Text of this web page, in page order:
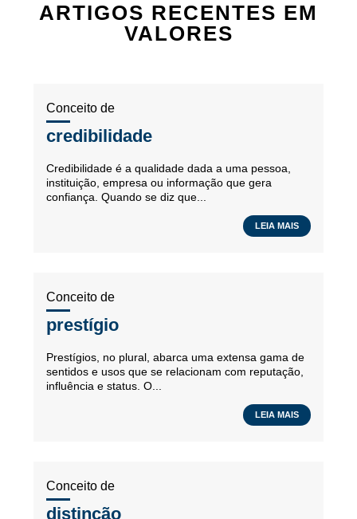
ARTIGOS RECENTES EM
VALORES
Conceito de
credibilidade
Credibilidade é a qualidade dada a uma pessoa,
instituição, empresa ou informação que gera
confiança. Quando se diz que...
LEIA MAIS
Conceito de
prestígio
Prestígios, no plural, abarca uma extensa gama de
sentidos e usos que se relacionam com reputação,
influência e status. O...
LEIA MAIS
Conceito de
distinção